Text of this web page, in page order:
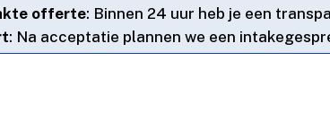
offerte: Binnen 24 uur heb je een
: Na acceptatie plannen we een